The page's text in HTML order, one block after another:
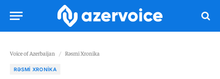
Voice of Azerbaijan / Rəsmi Xronika
RƏSMI XRONIKA